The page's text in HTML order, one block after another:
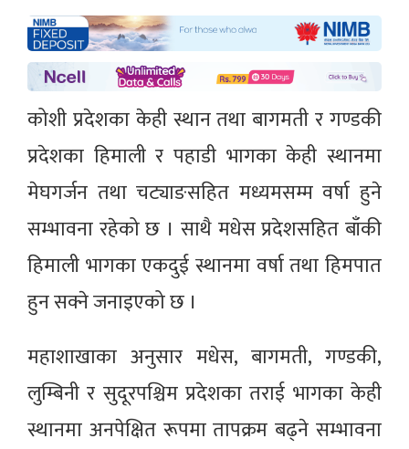
कोशी प्रदेशका केही स्थान तथा बागमती र गण्डकी
प्रदेशका हिमाली र पहाडी भागका केही स्थानमा
मेघगर्जन तथा चट्याङसहित मध्यमसम्म वर्षा हुने
सम्भावना रहेको छ । साथै मधेस प्रदेशसहित बाँकी
हिमाली भागका एकदुई स्थानमा वर्षा तथा हिमपात
हुन सक्ने जनाइएको छ ।
महाशाखाका अनुसार मधेस, बागमती, गण्डकी,
लुम्बिनी र सुदूरपश्चिम प्रदेशका तराई भागका केही
स्थानमा अनपेक्षित रूपमा तापक्रम बढ्ने सम्भावना